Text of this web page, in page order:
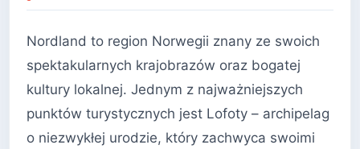
Nordland to region Norwegii znany ze swoich
spektakularnych krajobrazów oraz bogatej
kultury lokalnej. Jednym z najważniejszych
punktów turystycznych jest Lofoty – archipelag
o niezwykłej urodzie, który zachwyca swoimi